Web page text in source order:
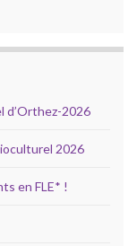
d’Orthez-2026
2026
en FLE* !